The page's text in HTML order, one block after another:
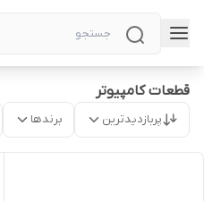
قطعات کامپیوتر
پربازدیدترین برندها